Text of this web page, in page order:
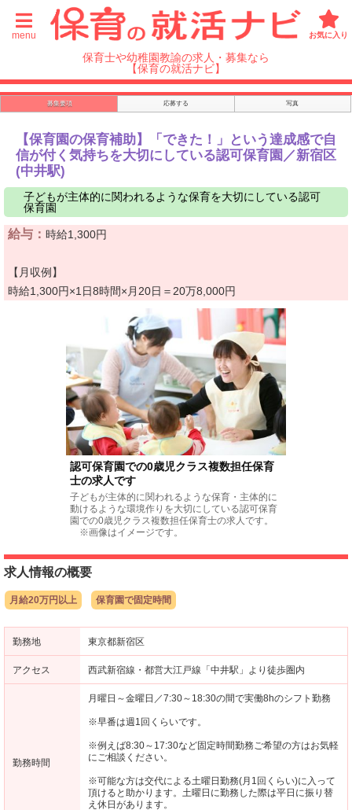
menu お気に入り
保育士や幼稚園教諭の求人・募集なら
【保育の就活ナビ】
募集要項 応募する 写真
【保育園の保育補助】「できた！」という達成感で自
信が付く気持ちを大切にしている認可保育園／新宿区
(中井駅)
子どもが主体的に関われるような保育を大切にしている認可
保育園
給与： 時給1,300円
【月収例】
時給1,300円×1日8時間×月20日＝20万8,000円
認可保育園での0歳児クラス複数担任保育
士の求人です
子どもが主体的に関われるような保育・主体的に
動けるような環境作りを大切にしている認可保育
園での0歳児クラス複数担任保育士の求人です。
※画像はイメージです。
求人情報の概要
月給20万円以上 保育園で固定時間
勤務地 東京都新宿区
アクセス 西武新宿線・都営大江戸線「中井駅」より徒歩圏内
勤務時間
月曜日～金曜日／7:30～18:30の間で実働8hのシフト勤務
※早番は週1回くらいです。
※例えば8:30～17:30など固定時間勤務ご希望の方はお気軽
にご相談ください。
※可能な方は交代による土曜日勤務(月1回くらい)に入って
頂けると助かります。土曜日に勤務した際は平日に振り替
え休日があります。